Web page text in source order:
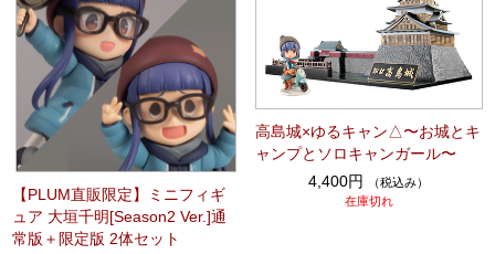
【PLUM直販限定】ミニフィギ
ュア 大垣千明[Season2 Ver.]通
常版＋限定版 2体セット
高島城×ゆるキャン△〜お城とキ
ャンプとソロキャンガール〜
4,400円
（税込み）
在庫切れ